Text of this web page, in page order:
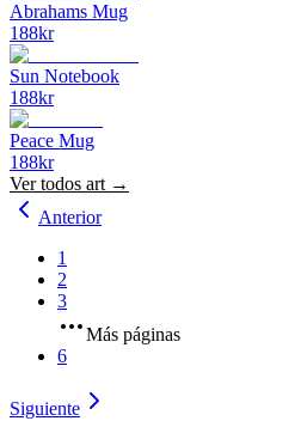
Abrahams Mug
188kr
Sun Notebook
188kr
Peace Mug
188kr
Ver todos art →
Anterior
1
2
3
Más páginas
6
Siguiente